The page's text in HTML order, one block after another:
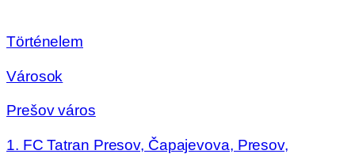
Történelem
Városok
Prešov város
1. FC Tatran Presov, Čapajevova, Presov,